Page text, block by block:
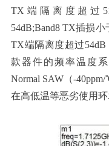
TX端隔离度超过
54dB;Band8 TX插损
TX端隔离度超过54dB
款器件的频率温度
Normal SAW（-
在高低温等恶劣使用环